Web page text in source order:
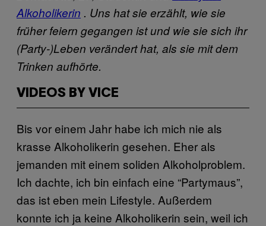
Alkoholikerin . Uns hat sie erzählt, wie sie
früher feiern gegangen ist und wie sie sich ihr
(Party-)Leben verändert hat, als sie mit dem
Trinken aufhörte.
VIDEOS BY VICE
Bis vor einem Jahr habe ich mich nie als
krasse Alkoholikerin gesehen. Eher als
jemanden mit einem soliden Alkoholproblem.
Ich dachte, ich bin einfach eine “Partymaus”,
das ist eben mein Lifestyle. Außerdem
konnte ich ja keine Alkoholikerin sein, weil ich